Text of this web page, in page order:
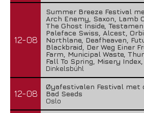
12-08
Summer Breeze Festival
Arch Enemy, Saxon, Lamb
The Ghost Inside,
Paleface Swiss, Alcest,
Northlane, Deafheaven,
Blackbraid, Der Weg Einer
Farm, Municipal Waste,
Fall To Spring, Misery
Dinkelsbühl
12-08
Øyafestivalen Festival met
Bad Seeds
Oslo